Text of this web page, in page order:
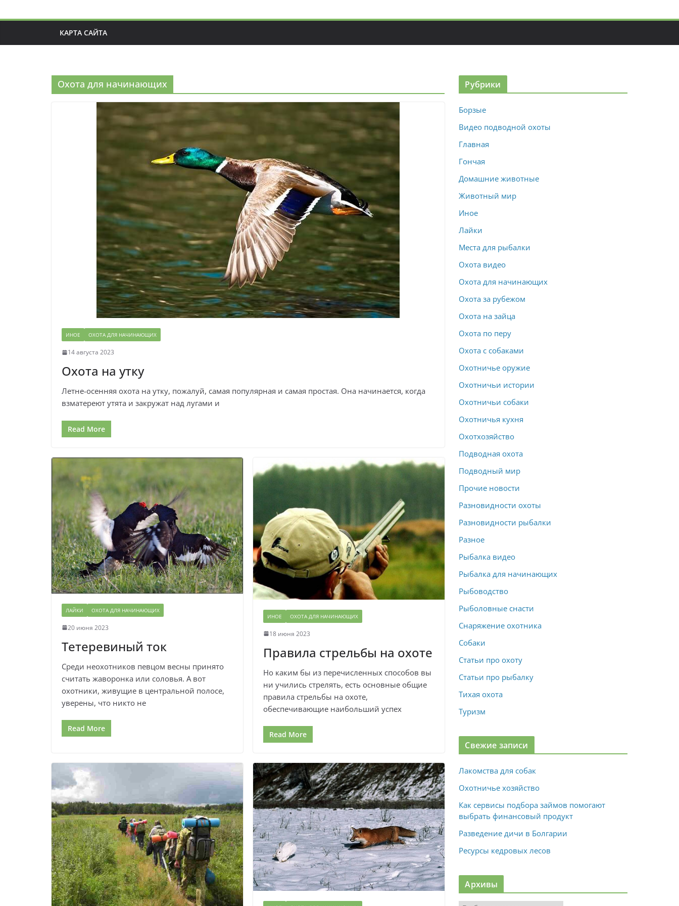
КАРТА САЙТА
Охота для начинающих
ИНОЕ ОХОТА ДЛЯ НАЧИНАЮЩИХ
14 августа 2023
Охота на утку
Летне-осенняя охота на утку, пожалуй, самая популярная и самая простая. Она начинается, когда
взматереют утята и закружат над лугами и
Read More
ЛАЙКИ ОХОТА ДЛЯ НАЧИНАЮЩИХ
20 июня 2023
Тетеревиный ток
Среди неохотников певцом весны принято
считать жаворонка или соловья. А вот
охотники, живущие в центральной полосе,
уверены, что никто не
Read More
ИНОЕ ОХОТА ДЛЯ НАЧИНАЮЩИХ
18 июня 2023
Правила стрельбы на охоте
Но каким бы из перечисленных способов вы
ни учились стрелять, есть основные общие
правила стрельбы на охоте,
обеспечивающие наибольший успех
Read More
Рубрики
Борзые
Видео подводной охоты
Главная
Гончая
Домашние животные
Животный мир
Иное
Лайки
Места для рыбалки
Охота видео
Охота для начинающих
Охота за рубежом
Охота на зайца
Охота по перу
Охота с собаками
Охотничье оружие
Охотничьи истории
Охотничьи собаки
Охотничья кухня
Охотхозяйство
Подводная охота
Подводный мир
Прочие новости
Разновидности охоты
Разновидности рыбалки
Разное
Рыбалка видео
Рыбалка для начинающих
Рыбоводство
Рыболовные снасти
Снаряжение охотника
Собаки
Статьи про охоту
Статьи про рыбалку
Тихая охота
Туризм
Свежие записи
Лакомства для собак
Охотничье хозяйство
Как сервисы подбора займов помогают
выбрать финансовый продукт
Разведение дичи в Болгарии
Ресурсы кедровых лесов
Архивы